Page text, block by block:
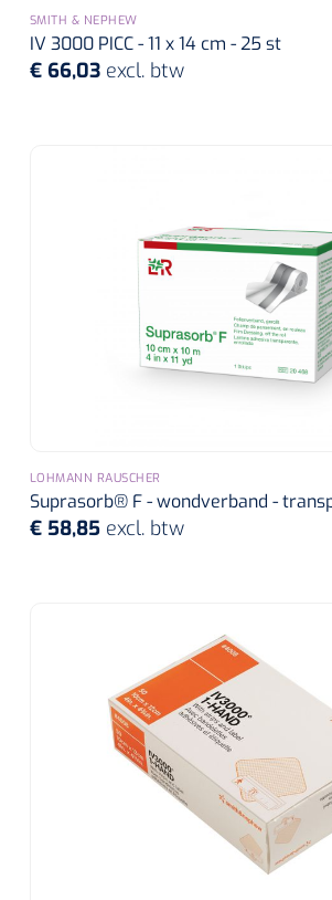
SMITH & NEPHEW
IV 3000 PICC - 11 x 14 cm - 25 st
€ 66,03 excl. btw
LOHMANN RAUSCHER
Suprasorb® F - wondverband -
€ 58,85 excl. btw